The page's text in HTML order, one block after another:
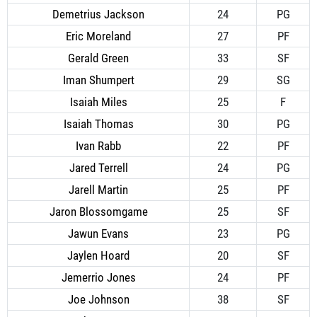
Demetrius Jackson 24
PG
Eric Moreland
27
PF
Gerald Green
33
SF
Iman Shumpert
29
SG
Isaiah Miles
25
F
Isaiah Thomas
30
PG
Ivan Rabb
22
PF
Jared Terrell
24
PG
Jarell Martin
25
PF
Jaron Blossomgame
25
SF
Jawun Evans
23
PG
Jaylen Hoard
20
SF
Jemerrio Jones
24
PF
Joe Johnson
38
SF